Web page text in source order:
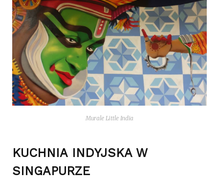
Mura­le Lit­tle India
KUCHNIA INDYJSKA W
SINGAPURZE